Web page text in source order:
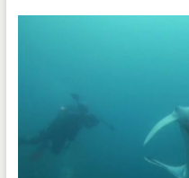
แรง?